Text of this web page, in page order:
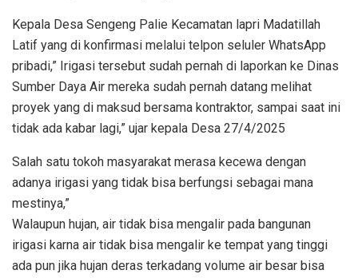
Kepala Desa Sengeng Palie Kecamatan lapri Madatillah
Latif yang di konfirmasi melalui telpon seluler WhatsApp
pribadi,” Irigasi tersebut sudah pernah di laporkan ke Dinas
Sumber Daya Air mereka sudah pernah datang melihat
proyek yang di maksud bersama kontraktor, sampai saat ini
tidak ada kabar lagi,” ujar kepala Desa 27/4/2025
Salah satu tokoh masyarakat merasa kecewa dengan
adanya irigasi yang tidak bisa berfungsi sebagai mana
mestinya,”
Walaupun hujan, air tidak bisa mengalir pada bangunan
irigasi karna air tidak bisa mengalir ke tempat yang tinggi
ada pun jika hujan deras terkadang volume air besar bisa